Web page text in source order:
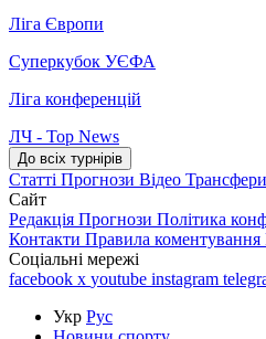
Ліга Європи
Суперкубок УЄФА
Ліга конференцій
ЛЧ - Top News
До всіх турнірів
Статті Прогнози Відео Трансфери
Сайт
Редакція Прогнози Політика
Контакти Правила коментування
Соціальні мережі
facebook x youtube instagram
Укр Рус